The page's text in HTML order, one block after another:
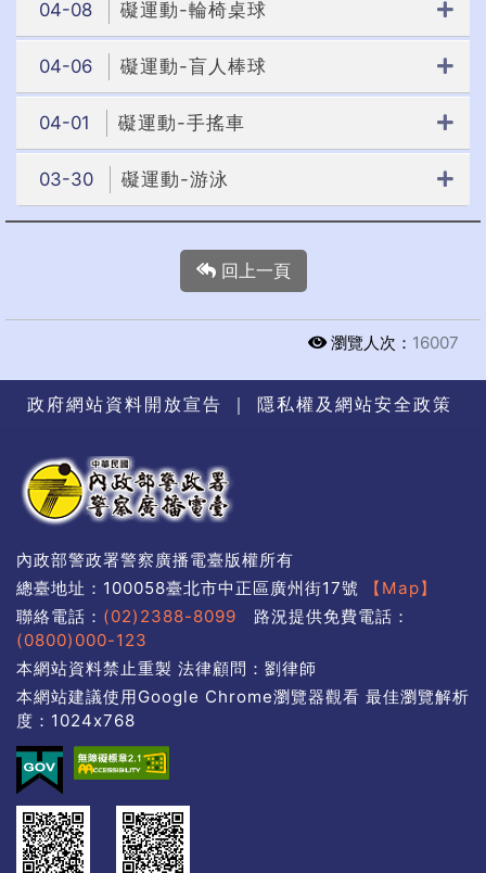
04-08 礙運動-輪椅桌球
04-06 礙運動-盲人棒球
04-01 礙運動-手搖車
03-30 礙運動-游泳
回上一頁
瀏覽人次： 16007
政府網站資料開放宣告 ｜ 隱私權及網站安全政策
內政部警政署警察廣播電臺版權所有
總臺地址：100058臺北市中正區廣州街17號
【Map】
聯絡電話： (02)2388-8099 路況提供免費電話：
(0800)000-123
本網站資料禁止重製 法律顧問：劉律師
本網站建議使用Google Chrome瀏覽器觀看 最佳瀏覽解析
度：1024x768